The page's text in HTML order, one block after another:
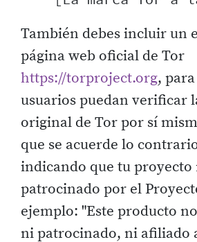
También debes incluir un
página web oficial de Tor
https://torproject.org,
usuarios puedan verificar
original de Tor por sí
que se acuerde lo
indicando que tu proyecto
patrocinado por el
ejemplo: "Este producto
ni patrocinado, ni afiliado